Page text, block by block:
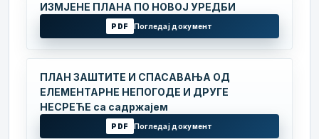
ИЗМЈЕНЕ ПЛАНА ПО НОВОЈ УРЕДБИ
PDF Погледај документ
ПЛАН ЗАШТИТЕ И СПАСАВАЊА ОД
ЕЛЕМЕНТАРНЕ НЕПОГОДЕ И ДРУГЕ
НЕСРЕЋЕ са садржајем
PDF Погледај документ